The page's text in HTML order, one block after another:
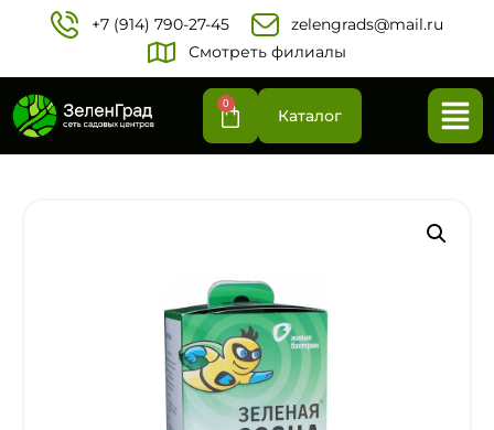
+7 (914) 790-27-45‬
zelengrads@mail.ru
Смотреть филиалы
0
Каталог